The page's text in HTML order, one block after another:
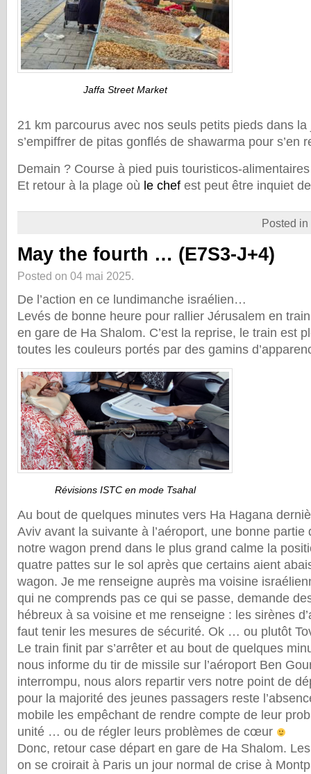
Jaffa Street Market
21 km parcourus avec nos seuls petits pieds dans
s’empiffrer de pitas gonflés de shawarma pour s’en
Demain ? Course à pied puis touristicos-
Et retour à la plage où le chef est peut être inquiet
Posted in
May the fourth … (E7S3-J+4)
Posted on 04 mai 2025.
De l’action en ce lundimanche israélien…
Levés de bonne heure pour rallier Jérusalem en
en gare de Ha Shalom. C’est la reprise, le train est
toutes les couleurs portés par des gamins
Révisions ISTC en mode Tsahal
Au bout de quelques minutes vers Ha Hagana
Aviv avant la suivante à l’aéroport, une bonne partie
notre wagon prend dans le plus grand calme la
quatre pattes sur le sol après que certains aient
wagon. Je me renseigne auprès ma voisine
qui ne comprends pas ce qui se passe, demande
hébreux à sa voisine et me renseigne : les sirènes
faut tenir les mesures de sécurité. Ok … ou plutôt
Le train finit par s’arrêter et au bout de quelques
nous informe du tir de missile sur l’aéroport Ben
interrompu, nous alors repartir vers notre point de
pour la majorité des jeunes passagers reste
mobile les empêchant de rendre compte de leur
unité … ou de régler leurs problèmes de cœur
Donc, retour case départ en gare de Ha Shalom.
on se croirait à Paris un jour normal de crise à